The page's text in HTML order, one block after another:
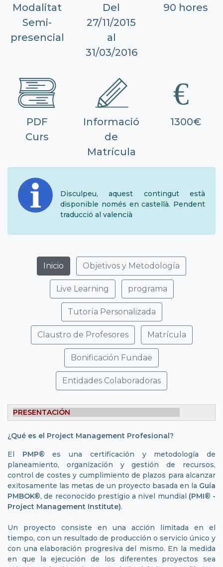
Modalitat
Semi-
presencial
Del
27/11/2015
al
31/03/2016
90 hores
PDF
Curs
Informació
de
Matrícula
1300€
Disculpeu, aquest contingut està
disponible només en castellà. Pendent
traducció al valencià
Inicio Objetivos y Metodología
Live Learning programa
Tutoría Personalizada
Claustro de Profesores Matrícula
Bonificación Fundae
Entidades Colaboradoras
PRESENTACIÓN
¿Qué es el Project Management Profesional?
El PMP® es una certificación y metodología de
planeamiento, organización y gestión de recursos,
control de costes y cumplimiento de plazos para alcanzar
exitosamente las metas de un proyecto basada en la Guía
PMBOK®, de reconocido prestigio a nivel mundial (PMI® -
Project Management Institute).
Un proyecto consiste en una acción limitada en el
tiempo, con un resultado de producción o servicio único y
con una elaboración progresiva del mismo. En la medida
en que la ejecución de los diferentes proyectos sea